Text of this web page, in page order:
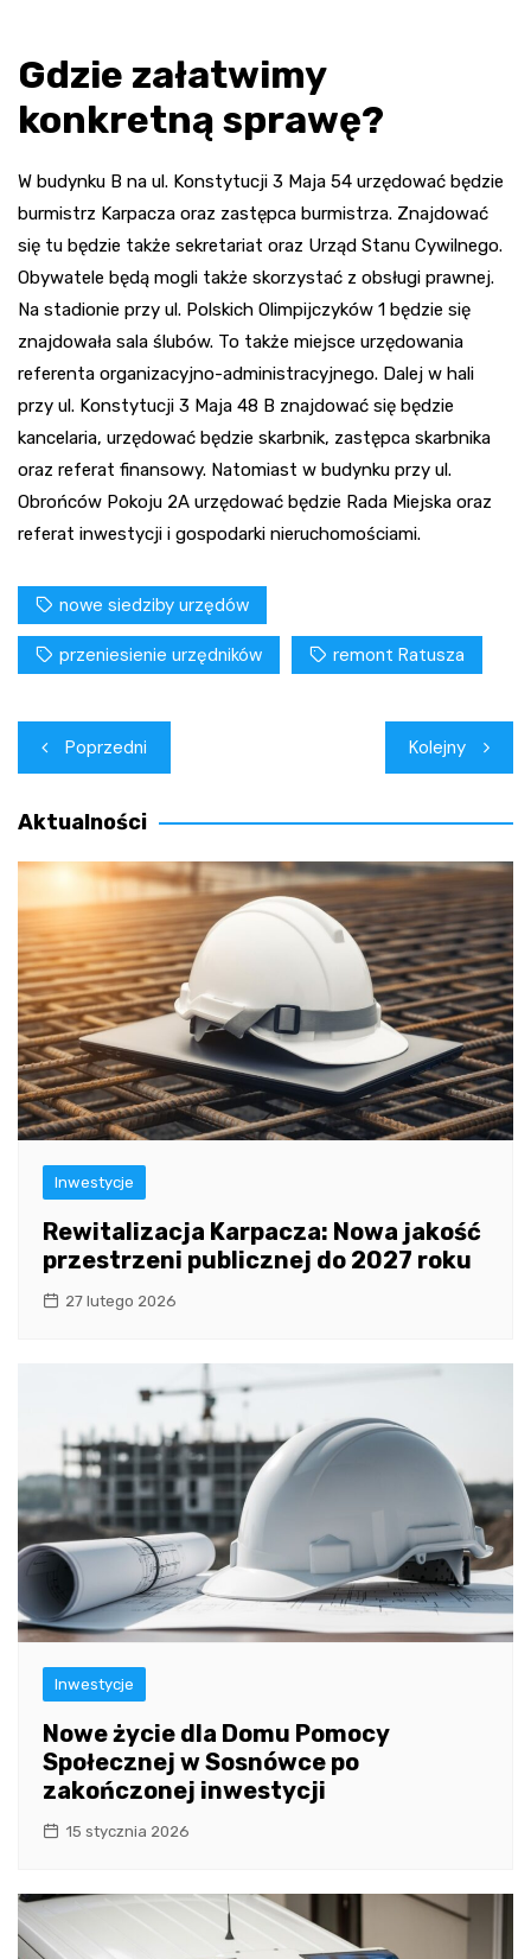
Gdzie załatwimy
konkretną sprawę?
W budynku B na ul. Konstytucji 3 Maja 54 urzędować będzie
burmistrz Karpacza oraz zastępca burmistrza. Znajdować
się tu będzie także sekretariat oraz Urząd Stanu Cywilnego.
Obywatele będą mogli także skorzystać z obsługi prawnej.
Na stadionie przy ul. Polskich Olimpijczyków 1 będzie się
znajdowała sala ślubów. To także miejsce urzędowania
referenta organizacyjno-administracyjnego. Dalej w hali
przy ul. Konstytucji 3 Maja 48 B znajdować się będzie
kancelaria, urzędować będzie skarbnik, zastępca skarbnika
oraz referat finansowy. Natomiast w budynku przy ul.
Obrońców Pokoju 2A urzędować będzie Rada Miejska oraz
referat inwestycji i gospodarki nieruchomościami.
nowe siedziby urzędów
przeniesienie urzędników remont Ratusza
Nawigacja
wpisu
Poprzedni Kolejny
Aktualności
Inwestycje
Rewitalizacja Karpacza: Nowa jakość
przestrzeni publicznej do 2027 roku
27 lutego 2026
Inwestycje
Nowe życie dla Domu Pomocy
Społecznej w Sosnówce po
zakończonej inwestycji
15 stycznia 2026